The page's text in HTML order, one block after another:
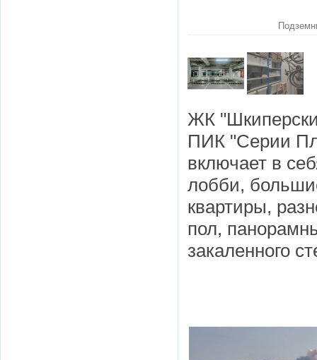
ЖК
ПИК "Серии
включает в
лобби,
квартиры,
пол,
закаленного